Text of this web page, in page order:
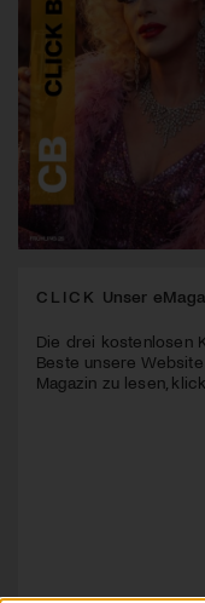
CLICK Unser
Die drei kostenlosen
Beste unsere
Magazin zu lesen,